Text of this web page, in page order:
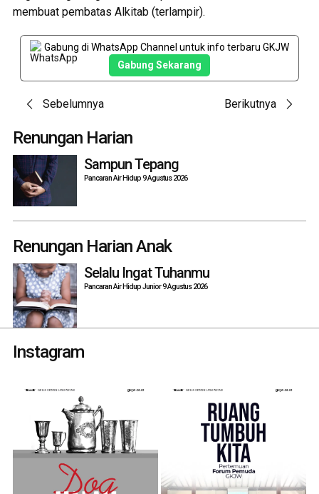
membuat pembatas Alkitab (terlampir).
Gabung di WhatsApp Channel untuk info terbaru GKJW
Gabung Sekarang
Post
navigation
Sebelumnya Berikutnya
Renungan Harian
Sampun Tepang
Pancaran Air Hidup 9 Agustus 2026
Renungan Harian Anak
Selalu Ingat Tuhanmu
Pancaran Air Hidup Junior 9 Agustus 2026
Instagram